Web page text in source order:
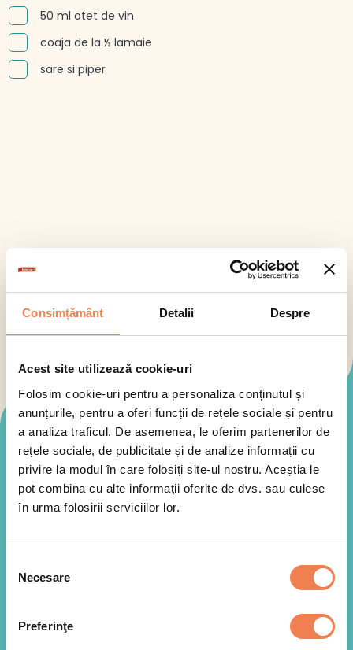
Consimțământ Detalii Despre
Acest site utilizează cookie-uri
Folosim cookie-uri pentru a personaliza conținutul și
anunțurile, pentru a oferi funcții de rețele sociale și pentru
a analiza traficul. De asemenea, le oferim partenerilor de
rețele sociale, de publicitate și de analize informații cu
privire la modul în care folosiți site-ul nostru. Aceștia le
pot combina cu alte informații oferite de dvs. sau culese
în urma folosirii serviciilor lor.
consimțământului
Necesare
Preferinţe
50 ml otet de vin
coaja de la ½ lamaie
sare si piper
Mod de preparare